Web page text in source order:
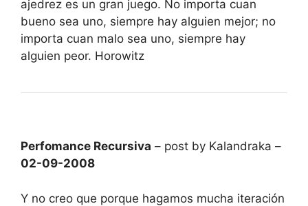
ajedrez es un gran juego. No importa cuan
bueno sea uno, siempre hay alguien mejor; no
importa cuan malo sea uno, siempre hay
alguien peor. Horowitz
Perfomance Recursiva – post by Kalandraka –
02-09-2008
Y no creo que porque hagamos mucha iteración